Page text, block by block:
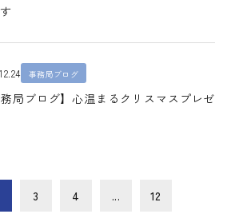
事務局ブログ
務局ブログ】心温まるクリスマスプレゼ
3 4 ... 12